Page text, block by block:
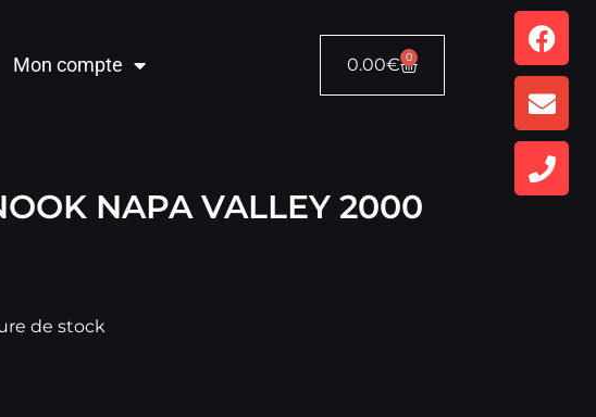
Mon compte 0.00€ 0
NAPA VALLEY 2000
de stock